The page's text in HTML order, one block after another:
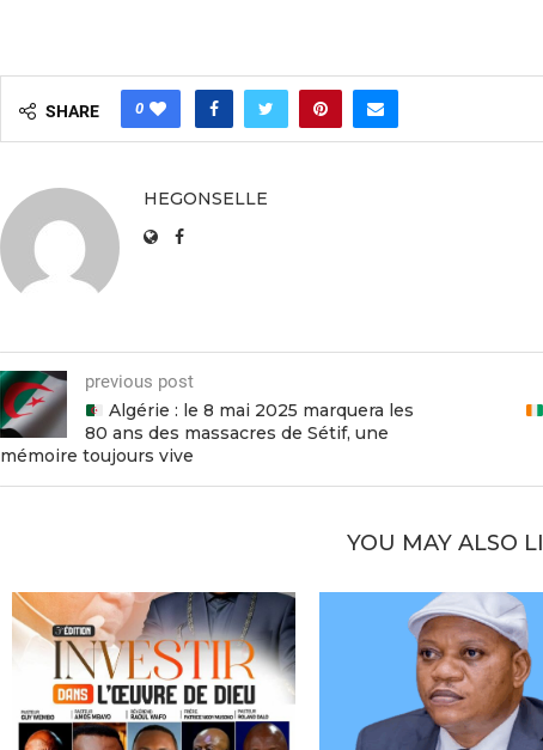
SHARE 0
HEGONSELLE
previous post
Algérie : le 8 mai 2025 marquera les
80 ans des massacres de Sétif, une
mémoire toujours vive
YOU MAY ALSO